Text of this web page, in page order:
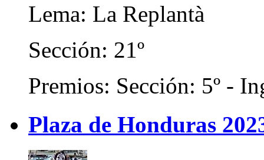
Lema: La Replantà
Sección: 21º
Premios: Sección: 5º -
Plaza de Honduras